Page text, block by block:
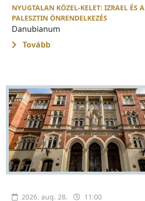
NYUGTALAN KÖZEL-KELET: IZRAEL ÉS A
PALESZTIN ÖNRENDELKEZÉS
Danubianum
Tovább
2026. aug. 28.
11:00